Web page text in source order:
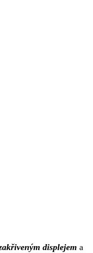
displejem a